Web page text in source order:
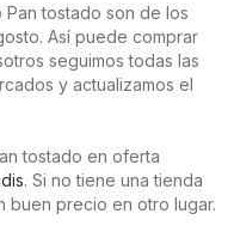
tostado son de los
Así puede comprar
seguimos todas las
y actualizamos el
tostado en oferta
. Si no tiene una tienda
buen precio en otro lugar.